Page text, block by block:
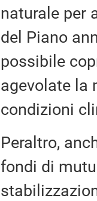
naturale per
del Piano
possibile
agevolate la
condizioni
Peraltro,
fondi di